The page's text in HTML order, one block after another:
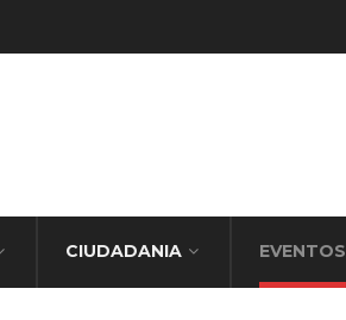
CIUDADANIA EVENTOS